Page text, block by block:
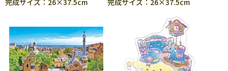
完成サイズ：26×37.5cm 完成サイズ：26×37.5cm